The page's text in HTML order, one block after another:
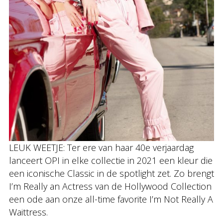
LEUK WEETJE: Ter ere van haar 40e verjaardag
lanceert OPI in elke collectie in 2021 een kleur die
een iconische Classic in de spotlight zet. Zo brengt
I’m Really an Actress van de Hollywood Collection
een ode aan onze all-time favorite I’m Not Really A
Waittress.